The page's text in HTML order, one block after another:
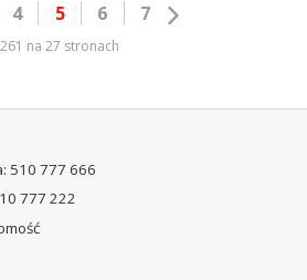
4 5 6 7
261 na 27 stronach
510 777 666
777 222